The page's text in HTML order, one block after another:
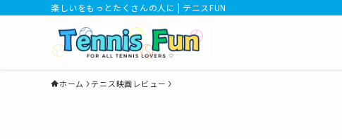
楽しいをもっとたくさんの人に | テニスFUN
ホーム テニス映画レビュー